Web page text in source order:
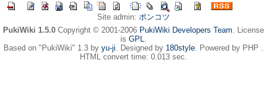
Site admin: ポンコツ
PukiWiki 1.5.0 Copyright © 2001-2006 PukiWiki Developers Team. License
is GPL.
Based on "PukiWiki" 1.3 by yu-ji. Designed by 180style. Powered by PHP .
HTML convert time: 0.013 sec.